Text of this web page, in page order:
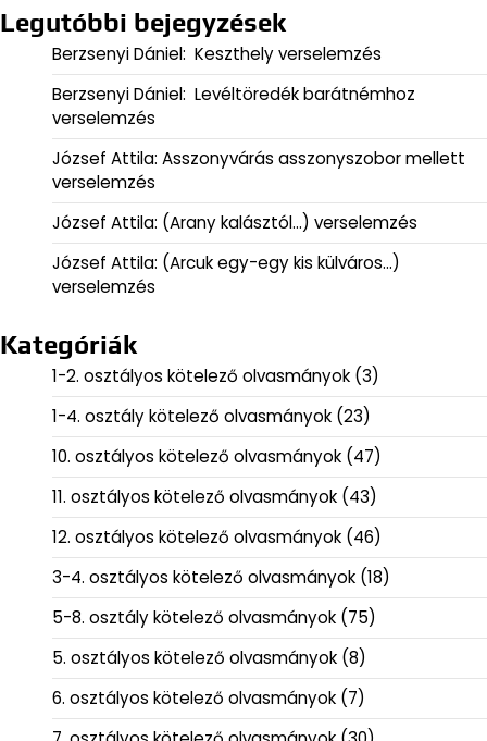
Legutóbbi bejegyzések
Berzsenyi Dániel: Keszthely verselemzés
Berzsenyi Dániel: Levéltöredék barátnémhoz
verselemzés
József Attila: Asszonyvárás asszonyszobor mellett
verselemzés
József Attila: (Arany kalásztól…) verselemzés
József Attila: (Arcuk egy-egy kis külváros…)
verselemzés
Kategóriák
1-2. osztályos kötelező olvasmányok (3)
1-4. osztály kötelező olvasmányok (23)
10. osztályos kötelező olvasmányok (47)
11. osztályos kötelező olvasmányok (43)
12. osztályos kötelező olvasmányok (46)
3-4. osztályos kötelező olvasmányok (18)
5-8. osztály kötelező olvasmányok (75)
5. osztályos kötelező olvasmányok (8)
6. osztályos kötelező olvasmányok (7)